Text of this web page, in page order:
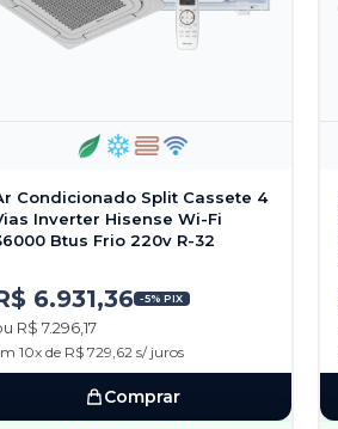
Condicionado Split Cassete 4
Inverter Hisense Wi-Fi
Btus Frio 220v R-32
6.931,36 -5% PIX
R$ 7.296,17
10x de R$ 729,62 s/ juros
Comprar